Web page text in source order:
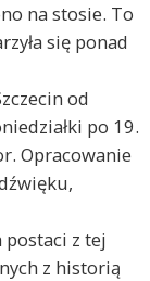
na stosie. To
się ponad
od
po 19.
Opracowanie
z tej
z historią